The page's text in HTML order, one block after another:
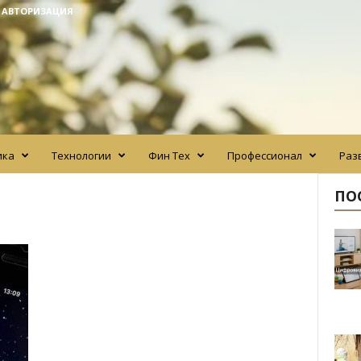
Технологии Фин Тех Профессионал